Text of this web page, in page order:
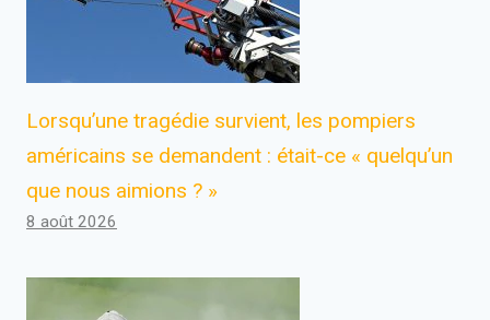
Lorsqu’une tragédie survient, les pompiers
américains se demandent : était-ce « quelqu’un
que nous aimions ? »
8 août 2026